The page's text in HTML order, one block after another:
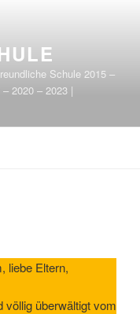
Schule 2015 –
2020 – 2023 |
liebe Eltern,
völlig überwältigt vom